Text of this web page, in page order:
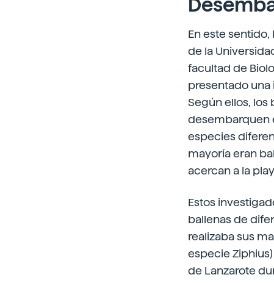
En este sentido,
de la
facultad de
presentado
Según ellos, los
desembarquen
especies
mayoría eran
acercan a la
Estos
ballenas de
realizaba sus
especie
de Lanzarote